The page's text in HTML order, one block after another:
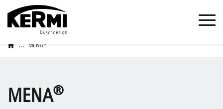
... MENA®
MENA®